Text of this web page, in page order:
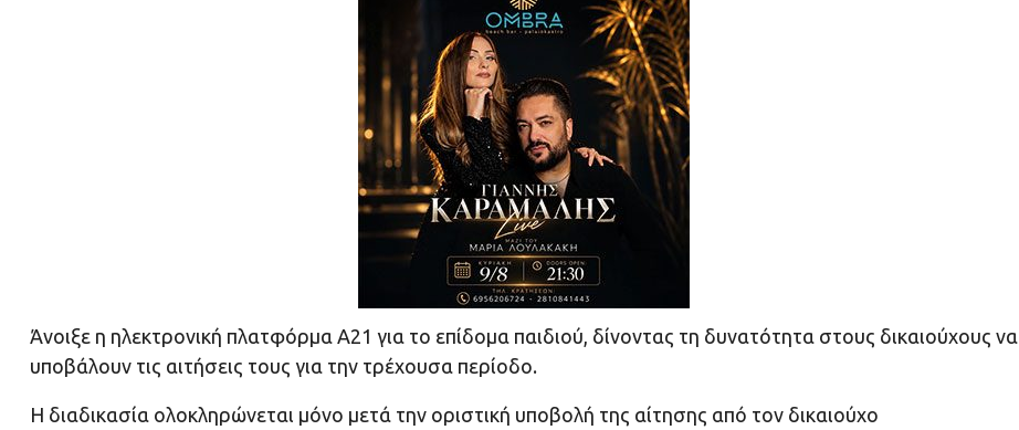
Άνοιξε η ηλεκτρονική πλατφόρμα Α21 για το επίδομα παιδιού, δίνοντας τη δυνατότητα στους δικαιούχους να
υποβάλουν τις αιτήσεις τους για την τρέχουσα περίοδο.
Η διαδικασία ολοκληρώνεται μόνο μετά την οριστική υποβολή της αίτησης από τον δικαιούχο